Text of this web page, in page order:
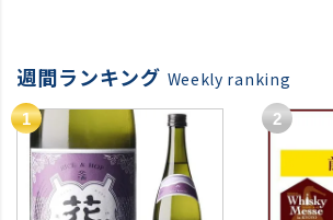
週間ランキング Weekly ranking